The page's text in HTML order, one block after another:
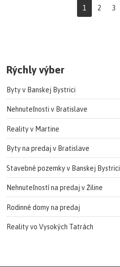
1 2 3
Rýchly výber
Byty v Banskej Bystrici
Nehnuteľnosti v Bratislave
Reality v Martine
Byty na predaj v Bratislave
Stavebné pozemky v Banskej Bystrici
Nehnuteľností na predaj v Žiline
Rodinné domy na predaj
Reality vo Vysokých Tatrách